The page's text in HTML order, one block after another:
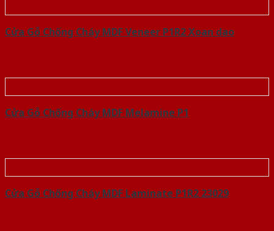
Cửa Gỗ Chống Cháy MDF Veneer P1R2 Xoan dao
Cửa Gỗ Chống Cháy MDF Melamine P1
Cửa Gỗ Chống Cháy MDF Laminate P1R2 23029